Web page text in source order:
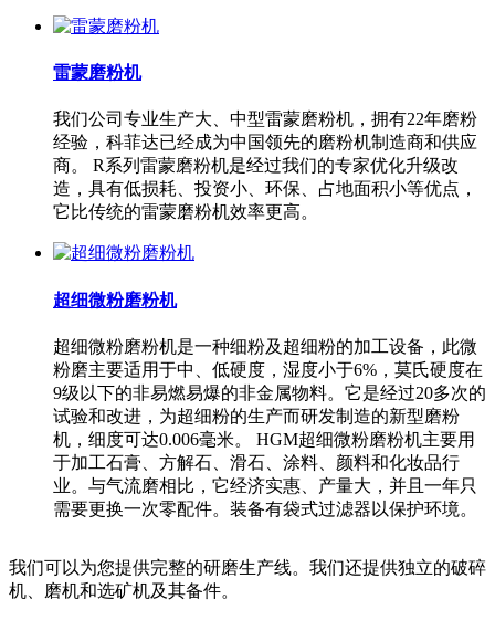
雷蒙磨粉机
我们公司专业生产大、中型雷蒙磨粉机，拥有22年磨粉
经验，科菲达已经成为中国领先的磨粉机制造商和供应
商。 R系列雷蒙磨粉机是经过我们的专家优化升级改
造，具有低损耗、投资小、环保、占地面积小等优点，
它比传统的雷蒙磨粉机效率更高。
超细微粉磨粉机
超细微粉磨粉机是一种细粉及超细粉的加工设备，此微
粉磨主要适用于中、低硬度，湿度小于6%，莫氏硬度在
9级以下的非易燃易爆的非金属物料。它是经过20多次的
试验和改进，为超细粉的生产而研发制造的新型磨粉
机，细度可达0.006毫米。 HGM超细微粉磨粉机主要用
于加工石膏、方解石、滑石、涂料、颜料和化妆品行
业。与气流磨相比，它经济实惠、产量大，并且一年只
需要更换一次零配件。装备有袋式过滤器以保护环境。
我们可以为您提供完整的研磨生产线。我们还提供独立的破碎
机、磨机和选矿机及其备件。